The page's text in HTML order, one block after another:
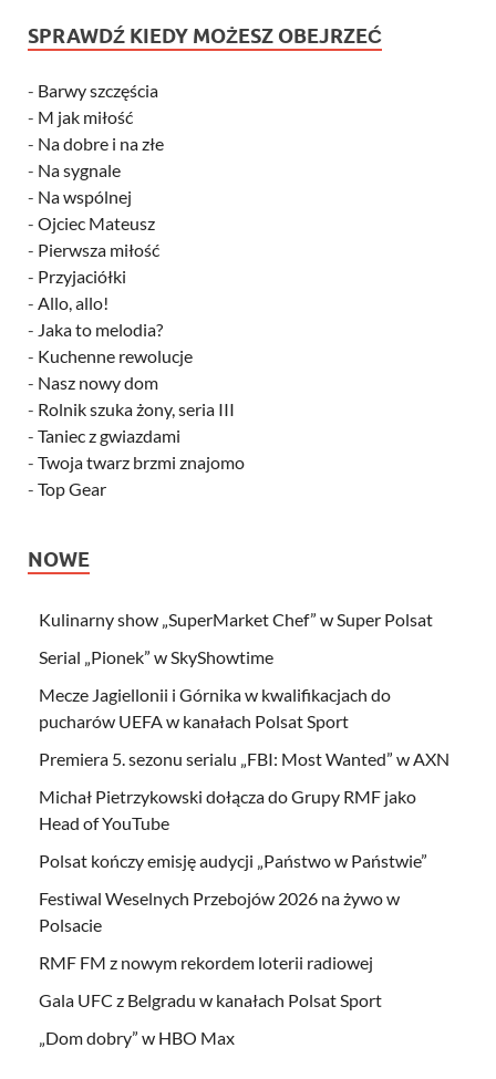
SPRAWDŹ KIEDY MOŻESZ OBEJRZEĆ
- Barwy szczęścia
- M jak miłość
- Na dobre i na złe
- Na sygnale
- Na wspólnej
- Ojciec Mateusz
- Pierwsza miłość
- Przyjaciółki
- Allo, allo!
- Jaka to melodia?
- Kuchenne rewolucje
- Nasz nowy dom
- Rolnik szuka żony, seria III
- Taniec z gwiazdami
- Twoja twarz brzmi znajomo
- Top Gear
NOWE
Kulinarny show „SuperMarket Chef” w Super Polsat
Serial „Pionek” w SkyShowtime
Mecze Jagiellonii i Górnika w kwalifikacjach do
pucharów UEFA w kanałach Polsat Sport
Premiera 5. sezonu serialu „FBI: Most Wanted” w AXN
Michał Pietrzykowski dołącza do Grupy RMF jako
Head of YouTube
Polsat kończy emisję audycji „Państwo w Państwie”
Festiwal Weselnych Przebojów 2026 na żywo w
Polsacie
RMF FM z nowym rekordem loterii radiowej
Gala UFC z Belgradu w kanałach Polsat Sport
„Dom dobry” w HBO Max